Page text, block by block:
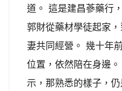
道。 這是建昌蔘藥行
郭財從藥材學徒起家
妻共同經營。 幾十年
位置，依然陪在身邊
示，那熟悉的樣子，